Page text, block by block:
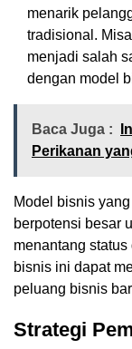
menarik
tradisional.
menjadi salah
dengan model
Baca Juga :
Perikanan
Model bisnis
berpotensi besar
menantang
bisnis ini dapat
peluang bisnis
Strategi